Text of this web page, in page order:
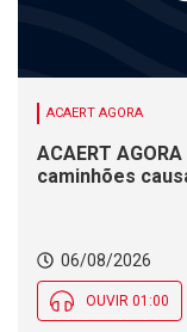
ACAERT AGORA
ACAERT
caminhões
quinta (6) em SC
06/08/2026
OUVIR 01:00